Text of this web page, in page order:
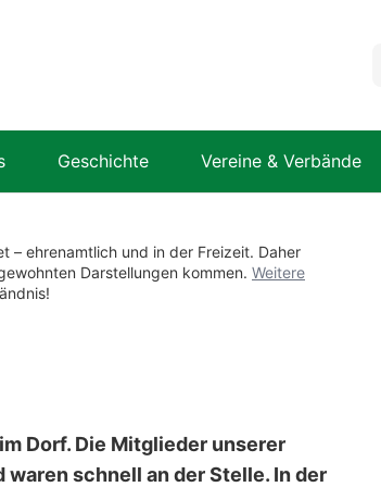
Geschichte Vereine & Verbände
– ehrenamtlich und in der Freizeit. Daher
Darstellungen kommen. Weitere
Dorf. Die Mitglieder unserer
schnell an der Stelle. In der